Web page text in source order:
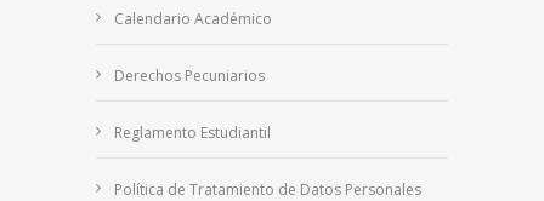
Calendario Académico
Derechos Pecuniarios
Reglamento Estudiantil
Política de Tratamiento de Datos Personales